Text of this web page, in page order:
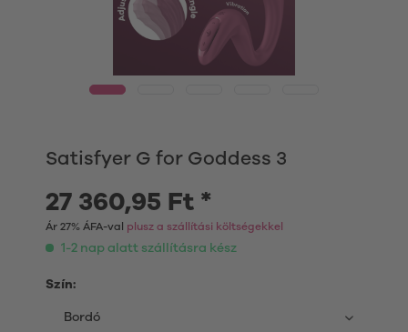
Satisfyer G for Goddess 3
27 360,95 Ft *
Ár 27% ÁFA-val plusz a szállítási költségekkel
1-2 nap alatt szállításra kész
Szín: